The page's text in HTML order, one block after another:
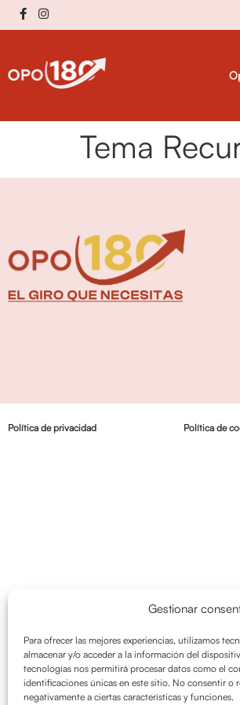
Gestionar
Para ofrecer las mejores experiencias, utilizamos
almacenar y/o acceder a la información del
tecnologías nos permitirá procesar datos como el
identificaciones únicas en este sitio. No consentir o
negativamente a ciertas características y funciones.
Tema
Política de privacidad Política de